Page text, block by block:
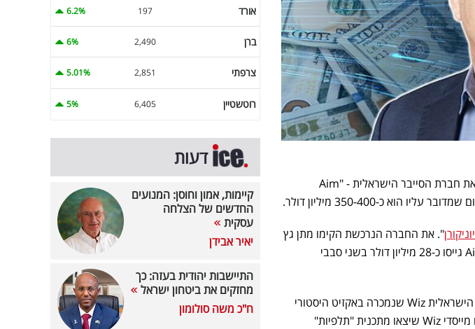
, ממקימי צ'ק פוינט, בדרך לרכוש את חברת הסייבר הישראלית - "Aim
יוניקורן". את החברה הנרכשת הקימו מתן גץ
שמכהן כמנכ"ל, ואדיר גץ שמכהן כסמנכ"ל טכנולוגיות. עד עתה ב-Aim גייסו כ-28 מיליון דולר בשני סבבי
בין משקיעי החברה הנרכשת שיהנו מהאקזיט, מייסדי חברת הסייבר הישראלית Wiz שנמכרה באקזיט היסטורי
לגוגל העולמית, ומשקיעי אנג'ל מפאלו אלטו נטוורקס, גוגל ועוד. כמו מייסדי Wiz שיצאו מתכנית "תלפיות"
אורד 197
6.2%
ברן 2,490
6%
צרפתי 2,851
5.01%
רוטשטיין 6,405
5%
דעות
קיימות, אמון וחוסן: המנועים
החדשים של הצלחה
עסקית
יאיר אבידן
התיישבות יהודית בעזה: כך
מחזקים את ביטחון ישראל
ח"כ משה סולומון